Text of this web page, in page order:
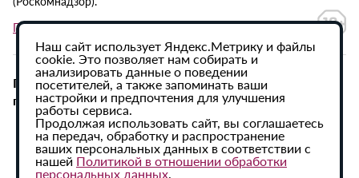
Политика в отношении обработки персональных данных
При использовании материалов сайта активная
гиперссылка на ИА «Регион 64» обязательна.
Наш сайт использует Яндекс.Метрику и файлы
cookie. Это позволяет нам собирать и
анализировать данные о поведении
посетителей, а также запоминать ваши
настройки и предпочтения для улучшения
работы сервиса.
Продолжая использовать сайт, вы соглашаетесь
на передач, обработку и распространение
ваших персональных данных в соответствии с
нашей Политикой в отношении обработки
персональных данных.